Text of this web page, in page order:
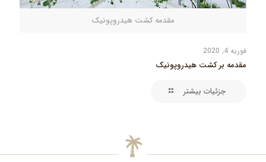
مقدمه کشت هیدروپونیک
فوریه 4, 2020
مقدمه بر کشت هیدروپونیک
جزئیات بیشتر